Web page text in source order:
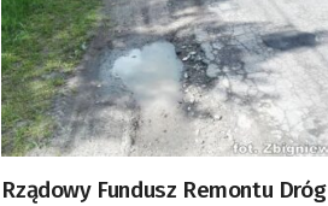
Rządowy Fundusz Remontu Dróg